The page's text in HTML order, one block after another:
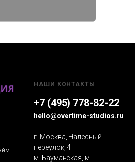
НАШИ КОНТАКТЫ
+7 (495) 778-82-22
hello@overtime-studios.ru
г. Москва, Налесный
переулок, 4
м. Бауманская, м.